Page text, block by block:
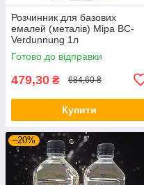
Розчинник для базових
емалей (металів) Mipa BC-
Verdunnung 1л
Готово до відправки
479,30 ₴ 684,60 ₴
Купити
–20%